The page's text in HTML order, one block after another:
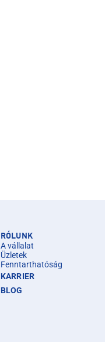
RÓLUNK
A vállalat
Üzletek
Fenntarthatóság
KARRIER
BLOG